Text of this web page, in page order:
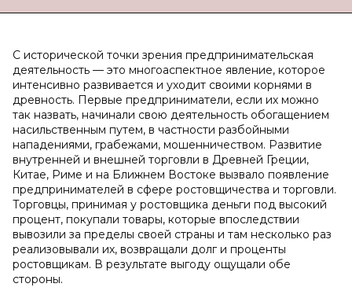
С исторической точки зрения предпринимательская
деятельность — это многоаспектное явление, которое
интенсивно развивается и уходит своими корнями в
древность. Первые предприниматели, если их можно
так назвать, начинали свою деятельность обогащением
насильственным путем, в частности разбойными
нападениями, грабежами, мошенничеством. Развитие
внутренней и внешней торговли в Древней Греции,
Китае, Риме и на Ближнем Востоке вызвало появление
предпринимателей в сфере ростовщичества и торговли.
Торговцы, принимая у ростовщика деньги под высокий
процент, покупали товары, которые впоследствии
вывозили за пределы своей страны и там несколько раз
реализовывали их, возвращали долг и проценты
ростовщикам. В результате выгоду ощущали обе
стороны.